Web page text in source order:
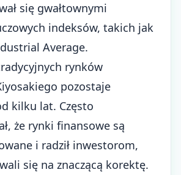
się gwałtownymi
indeksów, takich jak
Average.
rynków
pozostaje
kilku lat. Często
że rynki finansowe są
i radził inwestorom,
się na znaczącą korektę.